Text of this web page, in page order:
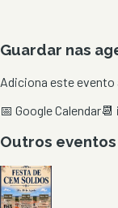
Guardar nas
Adiciona este evento
📅 Google Calendar📆
Outros eventos